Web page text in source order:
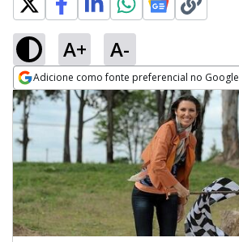
A+ A-
Adicione como fonte preferencial no Google
Opens in new window